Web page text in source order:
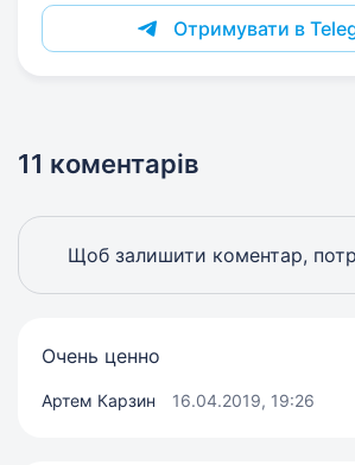
Отримувати в
11 коментарів
Щоб залишити коментар,
Очень ценно
Артем Карзин 16.04.2019, 19:26